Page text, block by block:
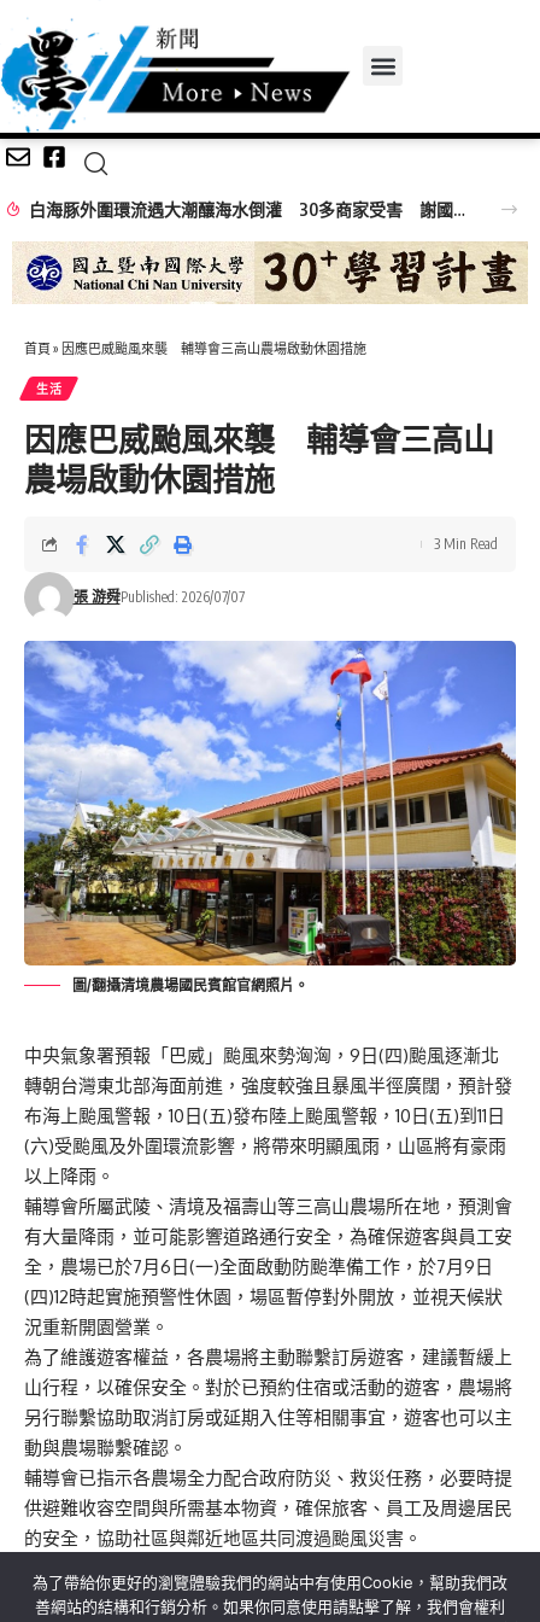
白海豚外圍環流遇大潮釀海水倒灌 30多商家受害 謝國樑親赴慰問
首頁 » 因應巴威颱風來襲 輔導會三高山農場啟動休園措施
生活
因應巴威颱風來襲 輔導會三高山
農場啟動休園措施
張 游舜Published: 2026/07/07
3 Min Read
圖/翻攝清境農場國民賓館官網照片。
中央氣象署預報「巴威」颱風來勢洶洶，9日(四)颱風逐漸北
轉朝台灣東北部海面前進，強度較強且暴風半徑廣闊， 預計發
布海上颱風警報，10日(五)發布陸上颱風警報，10日(五)到11日
(六)受颱風及外圍環流影響，將帶來明顯風雨， 山區將有豪雨
以上降雨。
輔導會所屬武陵、清境及福壽山等三高山農場所在地， 預測會
有大量降雨，並可能影響道路通行安全， 為確保遊客與員工安
全，農場已於7月6日(一)全面啟動防颱準備工作，於7月9日
(四)12時起實施預警性休園，場區暫停對外開放， 並視天候狀
況重新開園營業。
為了維護遊客權益，各農場將主動聯繫訂房遊客， 建議暫緩上
山行程，以確保安全。對於已預約住宿或活動的遊客， 農場將
另行聯繫協助取消訂房或延期入住等相關事宜， 遊客也可以主
動與農場聯繫確認。
輔導會已指示各農場全力配合政府防災、救災任務， 必要時提
供避難收容空間與所需基本物資，確保旅客、 員工及周邊居民
的安全，協助社區與鄰近地區共同渡過颱風災害。
為了帶給你更好的瀏覽體驗我們的網站中有使用Cookie，幫助我們改
善網站的結構和行銷分析。如果你同意使用請點擊了解，我們會權利